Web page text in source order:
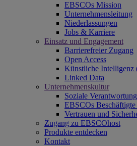
EBSCOs Mission
Unternehmensleitung
Niederlassungen
Jobs & Karriere
Einsatz und Engagement
Barrierefreier Zugang
Open Access
Künstliche Intelligenz
Linked Data
Unternehmenskultur
Soziale Verantwortung
EBSCOs
Vertrauen und
Zugang zu EBSCOhost
Produkte entdecken
Kontakt